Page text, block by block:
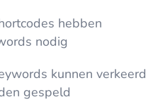
hebben
nodig
kunnen verkeerd
gespeld